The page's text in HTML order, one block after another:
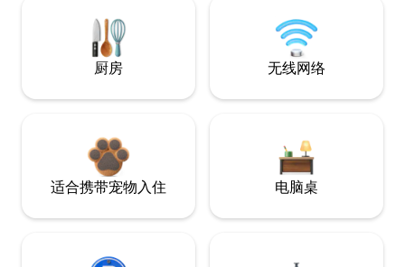
厨房 无线网络
适合携带宠物入住 电脑桌